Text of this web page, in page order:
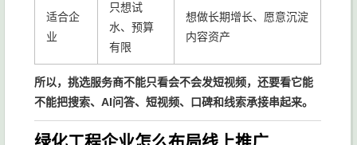
适合企
业
只想试
水、预算
有限
想做长期增长、愿意沉淀
内容资产
所以，挑选服务商不能只看会不会发短视频，还要看它能
不能把搜索、AI问答、短视频、口碑和线索承接串起来。